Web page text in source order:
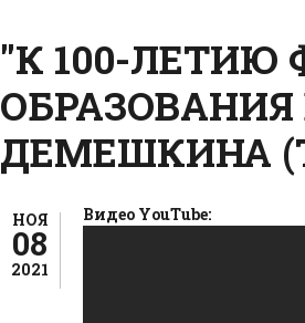
"К 100-ЛЕТИЮ
ОБРАЗОВАНИЯ
ДЕМЕШКИНА
НОЯ
08
2021
Видео YouTube: